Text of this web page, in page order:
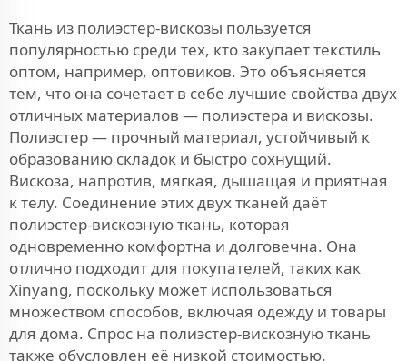
Ткань из полиэстер-вискозы пользуется
популярностью среди тех, кто закупает текстиль
оптом, например, оптовиков. Это объясняется
тем, что она сочетает в себе лучшие свойства двух
отличных материалов — полиэстера и вискозы.
Полиэстер — прочный материал, устойчивый к
образованию складок и быстро сохнущий.
Вискоза, напротив, мягкая, дышащая и приятная
к телу. Соединение этих двух тканей даёт
полиэстер-вискозную ткань, которая
одновременно комфортна и долговечна. Она
отлично подходит для покупателей, таких как
Xinyang, поскольку может использоваться
множеством способов, включая одежду и товары
для дома. Спрос на полиэстер-вискозную ткань
также обусловлен её низкой стоимостью.